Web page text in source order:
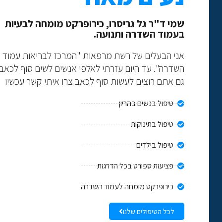
שמי ד"ר גל גריסרו, כירופרקט מומחה לבעיות
בעמוד השדרה ותנועה.
אני הבעלים של רשת מרפאות "המרכז לבריאות עמוד
השדרה". עד היום עזרתי לאלפי אנשים לשים סוף
גם אתם רוצים לעשות סוף לכאב צרו איתי קשר עכשיו
טיפול בנשים בהריון
טיפול בתינוקות
טיפול בילדים
פציעות ספורט בכל הדרגות
כירופרקט מומחה לעמוד השדרה
לכל הטיפולים שלנו